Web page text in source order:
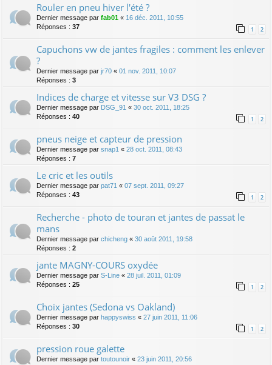
Rouler en pneu hiver l'été ?
Dernier message par fab01 « 16 déc. 2011, 10:55
Réponses : 37 1 2
Capuchons vw de jantes fragiles : comment les enlever
?
Dernier message par jr70 « 01 nov. 2011, 10:07
Réponses : 3
Indices de charge et vitesse sur V3 DSG ?
Dernier message par DSG_91 « 30 oct. 2011, 18:25
Réponses : 40 1 2
pneus neige et capteur de pression
Dernier message par snap1 « 28 oct. 2011, 08:43
Réponses : 7
Le cric et les outils
Dernier message par pat71 « 07 sept. 2011, 09:27
Réponses : 43 1 2
Recherche - photo de touran et jantes de passat le
mans
Dernier message par chicheng « 30 août 2011, 19:58
Réponses : 2
jante MAGNY-COURS oxydée
Dernier message par S-Line « 28 juil. 2011, 01:09
Réponses : 25 1 2
Choix jantes (Sedona vs Oakland)
Dernier message par happyswiss « 27 juin 2011, 11:06
Réponses : 30 1 2
pression roue galette
Dernier message par toutounoir « 23 juin 2011, 20:56